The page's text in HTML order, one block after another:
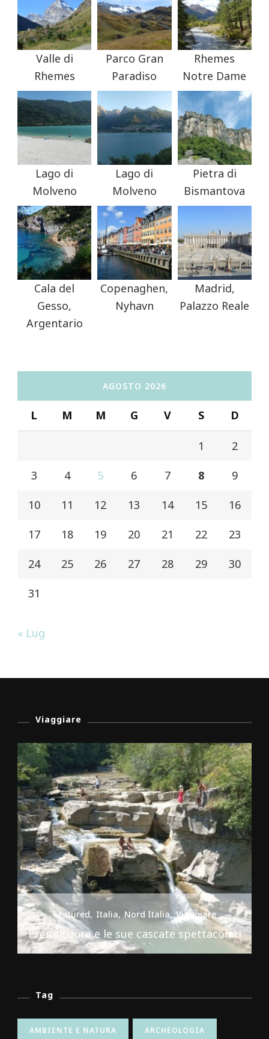
Valle di
Rhemes
Parco Gran
Paradiso
Rhemes
Notre Dame
Lago di
Molveno
Lago di
Molveno
Pietra di
Bismantova
Cala del
Gesso,
Argentario
Copenaghen,
Nyhavn
Madrid,
Palazzo Reale
AGOSTO 2026
L M M G V S D
1 2
3 4 5 6 7 8 9
10 11 12 13 14 15 16
17 18 19 20 21 22 23
24 25 26 27 28 29 30
31
« Lug
Viaggiare
Featured Italia Nord Italia Viaggiare
Premilcuore e le sue cascate spettacolari
Tag
AMBIENTE E NATURA ARCHEOLOGIA